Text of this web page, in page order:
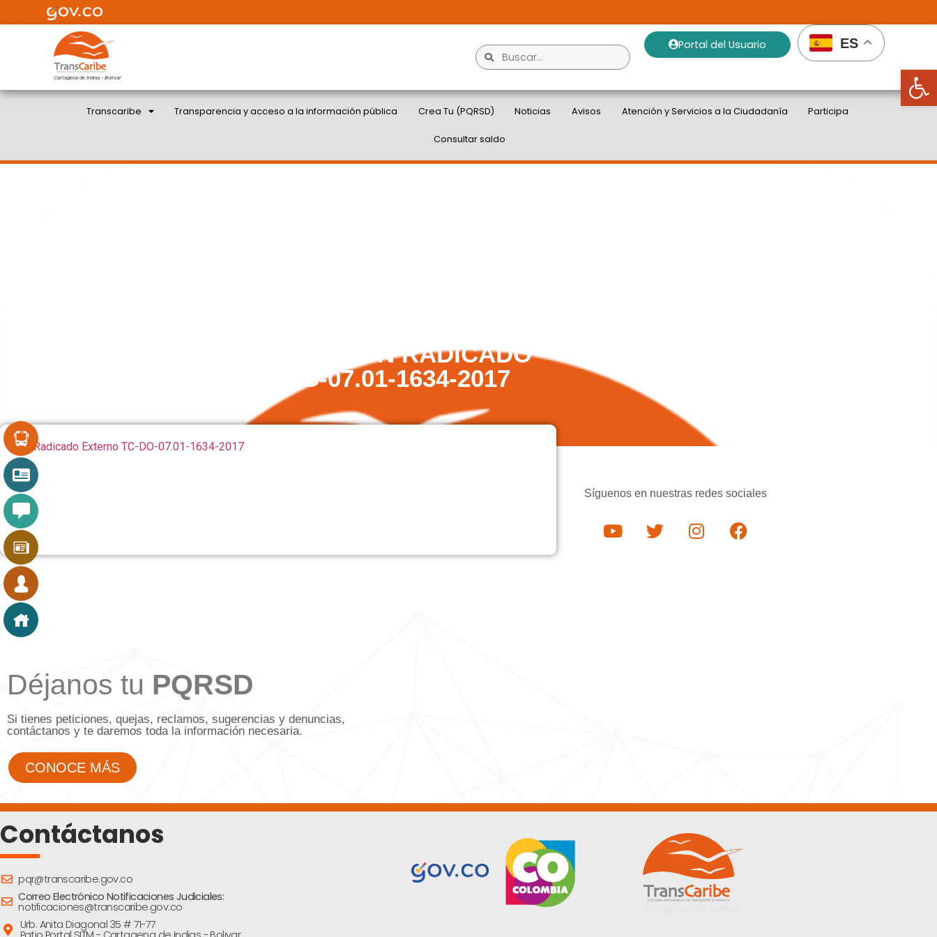
Abrir
Cartagena de Indias - Bolivar
Portal del Usuario ES
Transcaribe Transparencia y acceso a la información pública Crea Tu (PQRSD) Noticias Avisos Atención y Servicios a la Ciudadanía Participa
Consultar saldo
CAU (ELOY GONZALEZ) CON RADICADO
EXTERNO TC-DO-SG-07.01-1634-2017
Ver Radicado Externo TC-DO-07.01-1634-2017
Síguenos en nuestras redes sociales
Déjanos tu PQRSD
Si tienes peticiones, quejas, reclamos, sugerencias y denuncias,
contáctanos y te daremos toda la información necesaria.
CONOCE MÁS
Contáctanos
pqr@transcaribe.gov.co
Correo Electrónico Notificaciones Judiciales:
notificaciones@transcaribe.gov.co
Urb. Anita Diagonal 35 # 71-77